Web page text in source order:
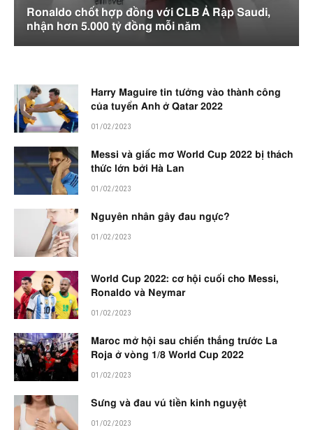
Ronaldo chốt hợp đồng với CLB Ả Rập Saudi,
nhận hơn 5.000 tỷ đồng mỗi năm
Harry Maguire tin tưởng vào thành công
của tuyển Anh ở Qatar 2022
01/02/2023
Messi và giấc mơ World Cup 2022 bị thách
thức lớn bởi Hà Lan
01/02/2023
Nguyên nhân gây đau ngực?
01/02/2023
World Cup 2022: cơ hội cuối cho Messi,
Ronaldo và Neymar
01/02/2023
Maroc mở hội sau chiến thắng trước La
Roja ở vòng 1/8 World Cup 2022
01/02/2023
Sưng và đau vú tiền kinh nguyệt
01/02/2023